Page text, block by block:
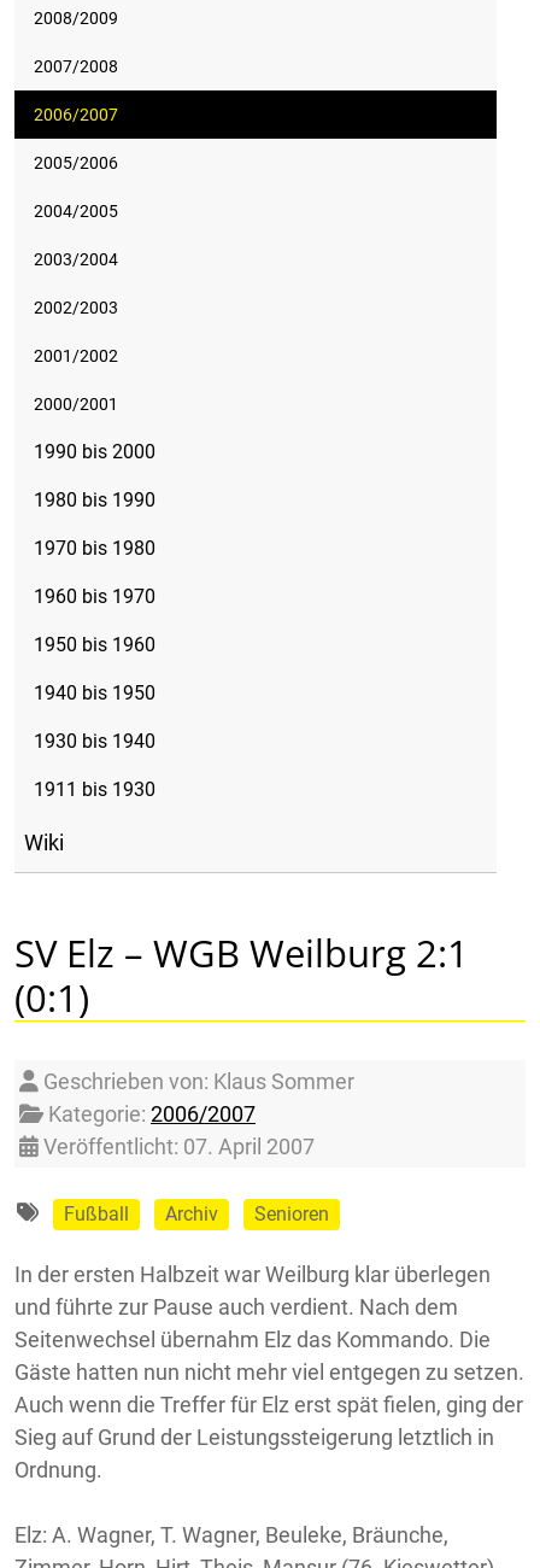
2008/2009
2007/2008
2006/2007
2005/2006
2004/2005
2003/2004
2002/2003
2001/2002
2000/2001
1990 bis 2000
1980 bis 1990
1970 bis 1980
1960 bis 1970
1950 bis 1960
1940 bis 1950
1930 bis 1940
1911 bis 1930
Wiki
SV Elz – WGB Weilburg 2:1
(0:1)
Details
Geschrieben von: Klaus Sommer
Kategorie: 2006/2007
Veröffentlicht: 07. April 2007
Fußball Archiv Senioren
In der ersten Halbzeit war Weilburg klar überlegen
und führte zur Pause auch verdient. Nach dem
Seitenwechsel übernahm Elz das Kommando. Die
Gäste hatten nun nicht mehr viel entgegen zu setzen.
Auch wenn die Treffer für Elz erst spät fielen, ging der
Sieg auf Grund der Leistungssteigerung letztlich in
Ordnung.
Elz: A. Wagner, T. Wagner, Beuleke, Bräunche,